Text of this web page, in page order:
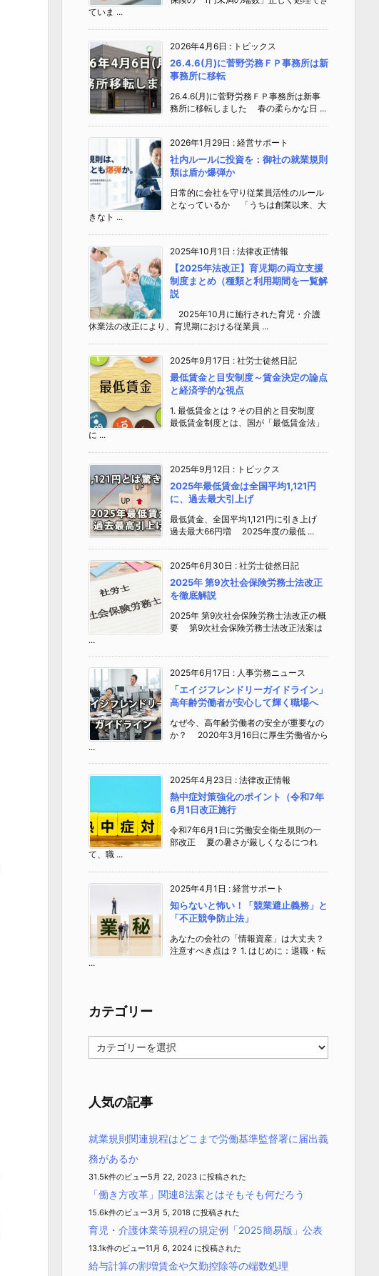
ていま ...
2026年4月6日 : トピックス
26.4.6(月)に菅野労務ＦＰ事務所は新
事務所に移転
26.4.6(月)に菅野労務ＦＰ事務所は新事
務所に移転しました 春の柔らかな日 ...
2026年1月29日 : 経営サポート
社内ルールに投資を：御社の就業規則
類は盾か爆弾か
日常的に会社を守り従業員活性のルール
となっているか 「うちは創業以来、大
きなト ...
2025年10月1日 : 法律改正情報
【2025年法改正】育児期の両立支援
制度まとめ（種類と利用期間を一覧解
説
2025年10月に施行された育児・介護
休業法の改正により、育児期における従業員 ...
2025年9月17日 : 社労士徒然日記
最低賃金と目安制度～賃金決定の論点
と経済学的な視点
1. 最低賃金とは？その目的と目安制度
最低賃金制度とは、国が「最低賃金法」
に ...
2025年9月12日 : トピックス
2025年最低賃金は全国平均1,121円
に、過去最大引上げ
最低賃金、全国平均1,121円に引き上げ
過去最大66円増 2025年度の最低 ...
2025年6月30日 : 社労士徒然日記
2025年 第9次社会保険労務士法改正
を徹底解説
2025年 第9次社会保険労務士法改正の概
要 第9次社会保険労務士法改正法案は
...
2025年6月17日 : 人事労務ニュース
「エイジフレンドリーガイドライン」
高年齢労働者が安心して輝く職場へ
なぜ今、高年齢労働者の安全が重要なの
か？ 2020年3月16日に厚生労働省から
...
2025年4月23日 : 法律改正情報
熱中症対策強化のポイント（令和7年
6月1日改正施行
令和7年6月1日に労働安全衛生規則の一
部改正 夏の暑さが厳しくなるにつれ
て、職 ...
2025年4月1日 : 経営サポート
知らないと怖い！「競業避止義務」と
「不正競争防止法」
あなたの会社の「情報資産」は大丈夫？
注意すべき点は？ 1. はじめに：退職・転
...
カテゴリー
テ
ー
人気の記事
就業規則関連規程はどこまで労働基準監督署に届出義
務があるか
31.5k件のビュー5月 22, 2023 に投稿された
「働き方改革」関連8法案とはそもそも何だろう
15.6k件のビュー3月 5, 2018 に投稿された
育児・介護休業等規程の規定例「2025簡易版」公表
13.1k件のビュー11月 6, 2024 に投稿された
給与計算の割増賃金や欠勤控除等の端数処理